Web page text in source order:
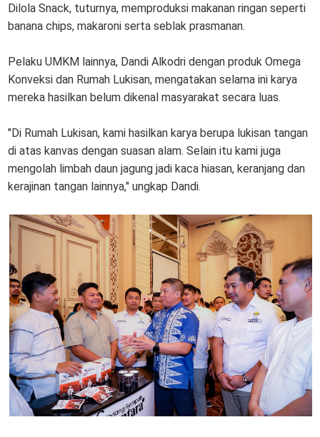
Dilola Snack, tuturnya, memproduksi makanan ringan seperti
banana chips, makaroni serta seblak prasmanan.
Pelaku UMKM lainnya, Dandi Alkodri dengan produk Omega
Konveksi dan Rumah Lukisan, mengatakan selama ini karya
mereka hasilkan belum dikenal masyarakat secara luas.
"Di Rumah Lukisan, kami hasilkan karya berupa lukisan tangan
di atas kanvas dengan suasan alam. Selain itu kami juga
mengolah limbah daun jagung jadi kaca hiasan, keranjang dan
kerajinan tangan lainnya," ungkap Dandi.